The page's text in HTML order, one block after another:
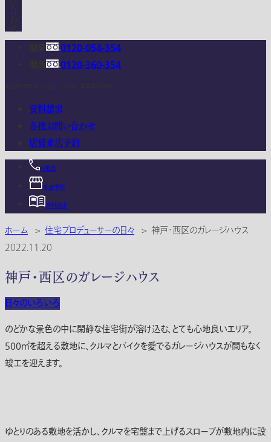
0120-054-354
0120-360-354
資料請求
各種お問い合わせ
店舗来店予約
お電話
来店予約
資料請求
ホーム > 住宅プロデューサーの日々 > 神戸・西区のガレージハウス
2022.11.20
神戸・西区のガレージハウス
日々のいろいろ
のどかな景色の中に閑静な住宅街が溶け込む、とても心地良いエリア。
500㎡を超える敷地に、クルマとバイクを愛でるガレージハウスが間もなく
竣工を迎えます。
ゆとりのある敷地を活かし、クルマを宅盤まで上げるスロープが敷地内に設